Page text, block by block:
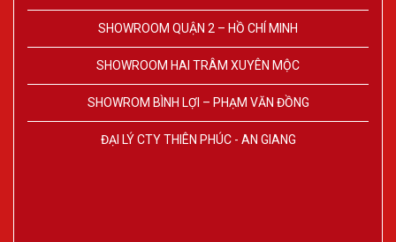
SHOWROOM QUẬN 2 – HỒ CHÍ MINH
SHOWROOM HAI TRÂM XUYÊN MỘC
SHOWROM BÌNH LỢI – PHẠM VĂN ĐỒNG
ĐẠI LÝ CTY THIÊN PHÚC - AN GIANG